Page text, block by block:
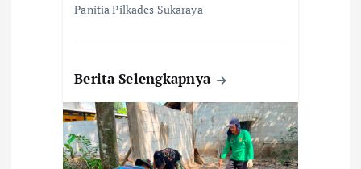
Panitia Pilkades Sukaraya
Berita Selengkapnya